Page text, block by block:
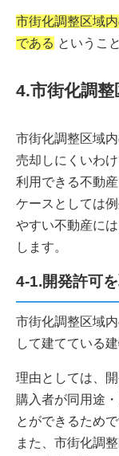
市街化調整区域
である というこ
4.市街化調
市街化調整区域
売却しにくいわ
利用できる不動
ケースとしては
やすい不動産に
します。
4-1.開発許可
市街化調整区域
して建てている
理由としては、
購入者が同用途
とができるためで
また、市街化調